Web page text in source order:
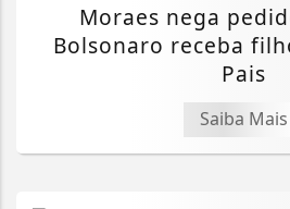
Moraes nega
Bolsonaro receba
Pais
Saiba Mais